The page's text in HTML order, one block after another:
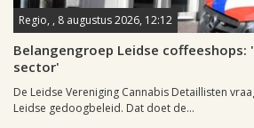
Regio, , 8 augustus 2026, 12:12
Belangengroep Leidse
sector'
De Leidse Vereniging Cannabis Detaillisten
Leidse gedoogbeleid. Dat doet de...